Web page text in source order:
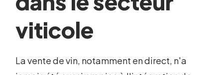
viticole
La vente de vin, notamment en direct, n'a